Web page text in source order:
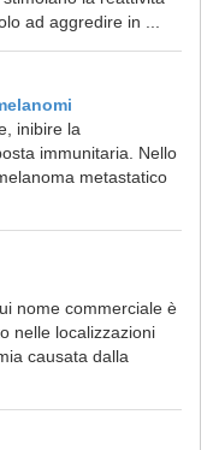
ad aggredire in ...
inibire la
immunitaria. Nello
metastatico
nome commerciale è
nelle localizzazioni
causata dalla